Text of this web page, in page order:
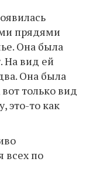
прядями
Она была
На вид ей
Она была
только вид
это-то как
всех по